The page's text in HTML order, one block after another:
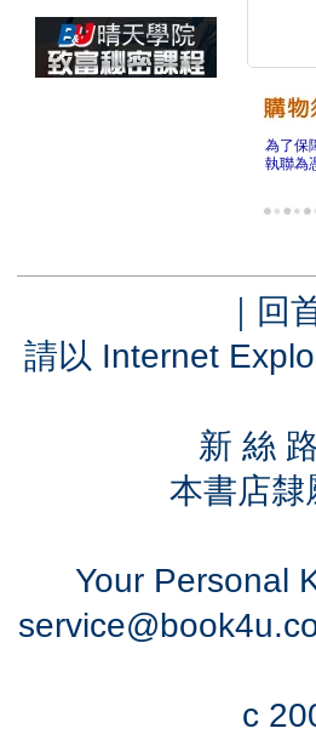
為了保
執聯為
｜ 回
請以 Internet
新 絲
本書店隸
Your Personal
c